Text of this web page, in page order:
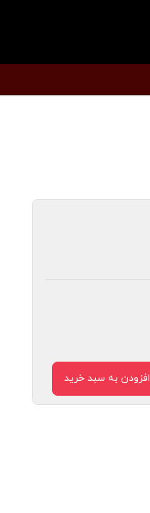
افزودن به سبد خرید